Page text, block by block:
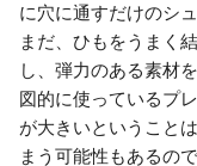
に穴に通すだけのシ
まだ、ひもをうまく
し、弾力のある素材
図的に使っているプ
が大きいということ
まう可能性もあるの